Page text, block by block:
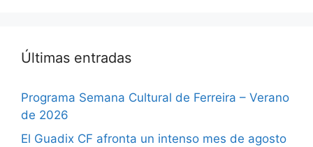
Últimas entradas
Programa Semana Cultural de Ferreira – Verano
de 2026
El Guadix CF afronta un intenso mes de agosto